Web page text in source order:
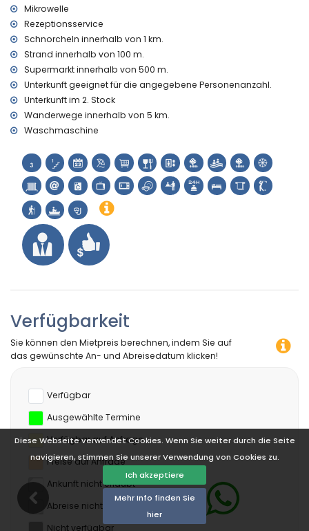
Diese Webseite verwendet Cookies. Wenn Sie weiter durch die Seite
navigieren, stimmen Sie unserer Verwendung von Cookies zu.
Ich akzeptiere
Mehr Info finden Sie
hier
Mikrowelle
Rezeptionsservice
Schnorcheln innerhalb von 1 km.
Strand innerhalb von 100 m.
Supermarkt innerhalb von 500 m.
Unterkunft geeignet für die angegebene Personenanzahl.
Unterkunft im 2. Stock
Wanderwege innerhalb von 5 km.
Waschmaschine
Verfügbarkeit
Sie können den Mietpreis berechnen, indem Sie auf
das gewünschte An- und Abreisedatum klicken!
Verfügbar
Ausgewählte Termine
Verfügbar auf Anfrage
Preise auf Anfrage
Ankunft nicht erlaubt
Abreise nicht erlaubt
Nicht verfügbar